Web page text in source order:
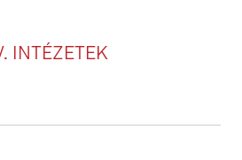
INTÉZETEK